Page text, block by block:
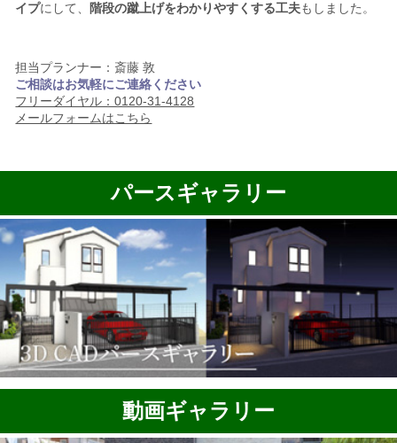
イプにして、 階段の蹴上げをわかりやすくする工夫もしました。
担当プランナー：斎藤 敦
ご相談はお気軽にご連絡ください
フリーダイヤル：0120-31-4128
メールフォームはこちら
パースギャラリー
動画ギャラリー